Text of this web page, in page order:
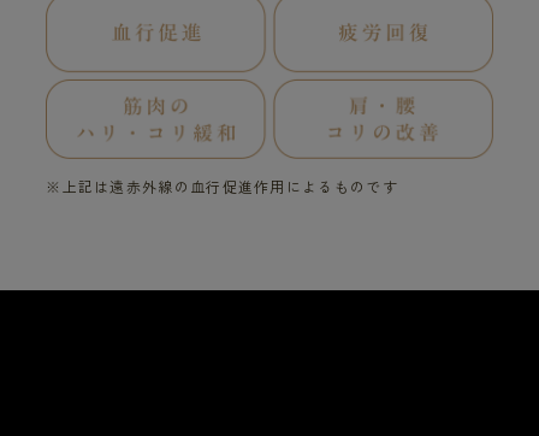
※上記は遠赤外線の血行促進作用によるものです